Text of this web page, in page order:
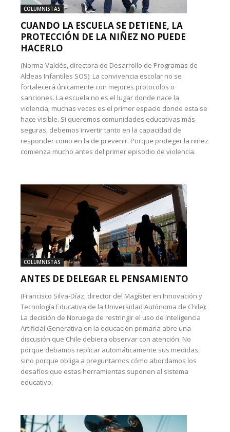
COLUMNISTAS
CUANDO LA ESCUELA SE DETIENE, LA
PROTECCIÓN DE LA NIÑEZ NO PUEDE
HACERLO
(Norma Valdés, directora de Desarrollo de Programas de
Aldeas Infantiles SOS): La convivencia escolar no se
fortalecerá únicamente con mejores protocolos o
sanciones. La escuela no es el lugar donde nace la
violencia; muchas veces es el primer espacio donde esta se
hace visible. Si queremos comunidades educativas más
seguras, debemos invertir tanto en la capacidad de
responder como en la de prevenir. Porque proteger la niñez
comienza mucho antes del primer episodio de violencia.
COLUMNISTAS
ANTES DE DELEGAR EL PENSAMIENTO
(Francisco Silva-Díaz, director del Magíster en Innovación y
Tecnología Educativa de la Universidad Autónoma de Chile):
La decisión de Noruega de restringir el uso de Inteligencia
Artificial Generativa en la educación primaria abre una
discusión que Chile debiera observar con atención. No
porque debamos replicar automáticamente sus medidas,
sino porque obliga a preguntarnos cómo abordamos los
desafíos que estas herramientas suponen al sistema
educativo.